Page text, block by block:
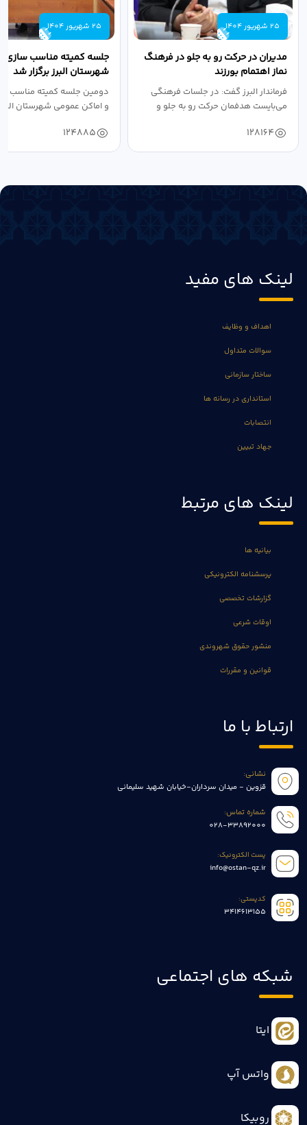
25 شهریور 1404
مدیران در حرکت رو به جلو در فرهنگ
نماز اهتمام بورزند
فرماندار البرز گفت: در جلسات فرهنگی
می‌بایست هدفمان حرکت رو به جلو و
128164
25 شهریور 1404
جلسه کمیته مناسب سازی
شهرستان البرز برگزار شد
دومین جلسه کمیته مناسب
و اماکن عمومی شهرستان
124885
لینک های مفید
اهداف و وظایف
سوالات متداول
ساختار سازمانی
استانداری در رسانه ها
انتصابات
جهاد تبیین
لینک های مرتبط
بیانیه ها
پرسشنامه الکترونیکی
گزارشات تخصصی
اوقات شرعی
منشور حقوق شهروندی
قوانین و مقررات
ارتباط با ما
نشانی:
قزوین - میدان سرداران-خیابان شهید سلیمانی
شماره تماس:
028-33892000
پست الکترونیک:
info@ostan-qz.ir
کدپستی:
3414613155
شبکه های اجتماعی
ایتا
واتس آپ
روبیکا